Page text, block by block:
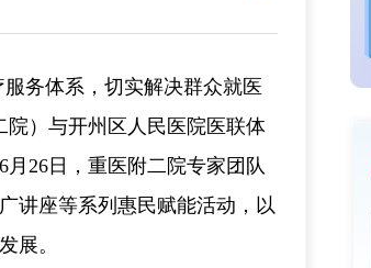
务体系，切实解决群众就医
院）与开州区人民医院医联体
26日，重医附二院专家团队
讲座等系列惠民赋能活动，以
展。